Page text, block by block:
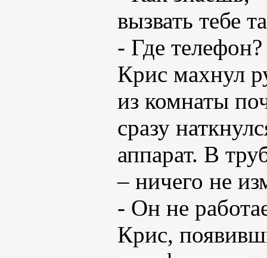
вызвать тебе
- Где телефон?
Крис махнул
из комнаты
сразу
аппарат. В
– ничего не
- Он не
Крис,